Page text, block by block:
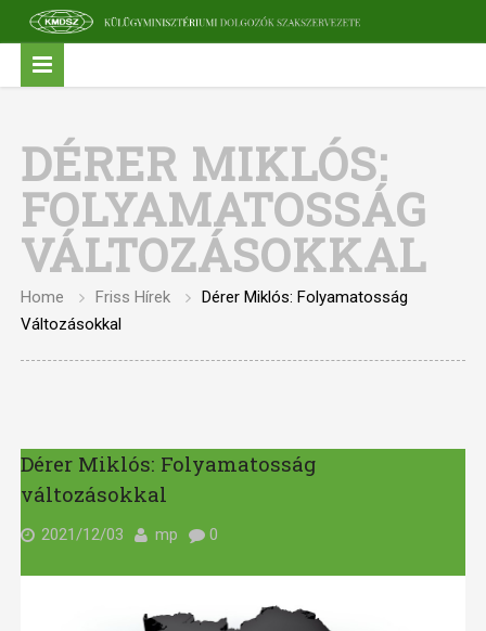
DÉRER MIKLÓS:
FOLYAMATOSSÁG
VÁLTOZÁSOKKAL
Home Friss Hírek
Dérer Miklós: Folyamatosság
Változásokkal
Dérer Miklós: Folyamatosság
változásokkal
2021/12/03 mp 0